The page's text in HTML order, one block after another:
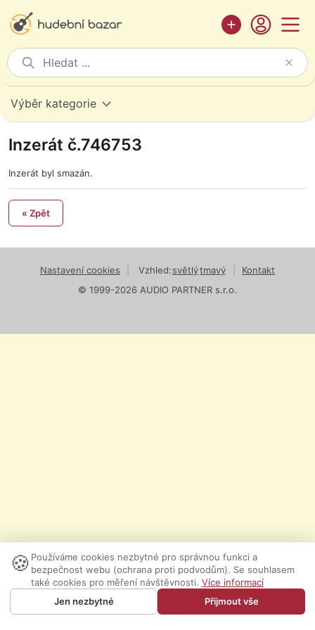
Výběr kategorie
Inzerát č.746753
Inzerát byl smazán.
« Zpět
Nastavení cookies Vzhled:světlýtmavý
Kontakt
© 1999-2026 AUDIO PARTNER s.r.o.
🍪 Používáme cookies nezbytné pro správnou funkci a
bezpečnost webu (ochrana proti podvodům). Se souhlasem
také cookies pro měření návštěvnosti. Více informací
Jen nezbytné
Přijmout vše